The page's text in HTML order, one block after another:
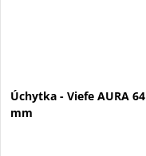
Úchytka - Viefe AURA 64
mm